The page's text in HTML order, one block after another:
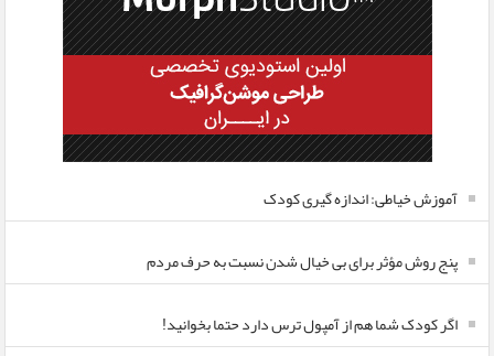
آموزش خیاطی: اندازه گیری کودک
پنج روش مؤثر برای بی خیال شدن نسبت به حرف مردم
اگر کودک شما هم از آمپول ترس دارد حتما بخوانید!